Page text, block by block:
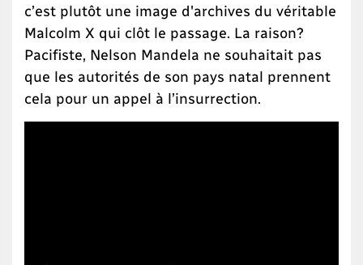
c’est plutôt une image d'archives du véritable
Malcolm X qui clôt le passage. La raison?
Pacifiste, Nelson Mandela ne souhaitait pas
que les autorités de son pays natal prennent
cela pour un appel à l’insurrection.